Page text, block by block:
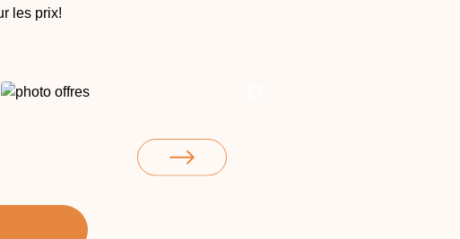
les prix!